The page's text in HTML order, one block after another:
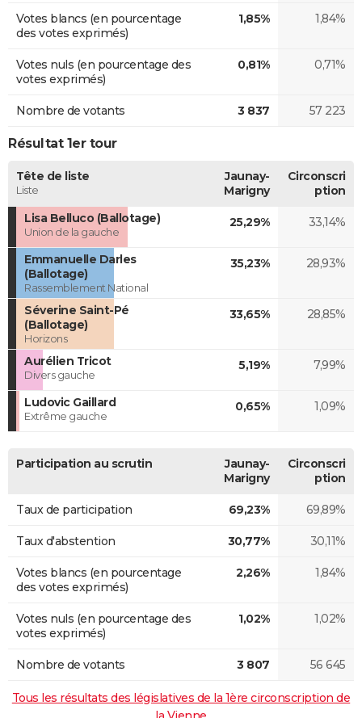
Votes blancs (en pourcentage
des votes exprimés)
1,85% 1,84%
Votes nuls (en pourcentage des
votes exprimés)
0,81% 0,71%
Nombre de votants 3 837 57 223
Résultat 1er tour
Tête de liste
Liste
Jaunay-
Marigny
Circonscri
ption
Lisa Belluco (Ballotage)
Union de la gauche
25,29% 33,14%
Emmanuelle Darles
(Ballotage)
Rassemblement National
35,23% 28,93%
Séverine Saint-Pé
(Ballotage)
Horizons
33,65% 28,85%
Aurélien Tricot
Divers gauche
5,19% 7,99%
Ludovic Gaillard
Extrême gauche
0,65% 1,09%
Participation au scrutin
Jaunay-
Marigny
Circonscri
ption
Taux de participation 69,23% 69,89%
Taux d'abstention 30,77% 30,11%
Votes blancs (en pourcentage
des votes exprimés)
2,26% 1,84%
Votes nuls (en pourcentage des
votes exprimés)
1,02% 1,02%
Nombre de votants 3 807 56 645
Tous les résultats des législatives de la 1ère circonscription de